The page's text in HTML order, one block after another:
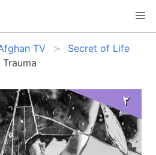
TV
Secret of Life